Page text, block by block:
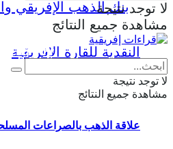
علاقة الذهب بالصراعات
لا توجد نتيجة
مشاهدة جميع النتائج
Eng Fr
لا توجد نتيجة
مشاهدة جميع النتائج